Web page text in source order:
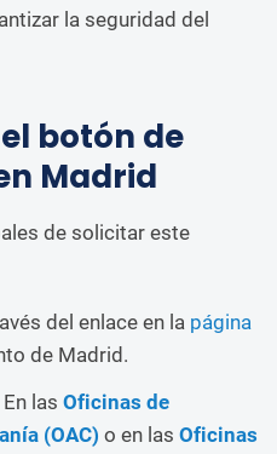
la seguridad del
botón de
Madrid
de solicitar este
del enlace en la página
de Madrid.
En las Oficinas de
(OAC) o en las Oficinas